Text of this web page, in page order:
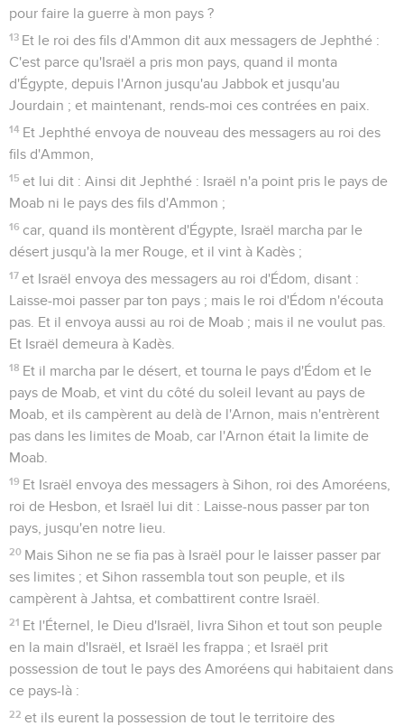
pour faire la guerre à mon pays ?
13 Et le roi des fils d'Ammon dit aux messagers de Jephthé :
C'est parce qu'Israël a pris mon pays, quand il monta
d'Égypte, depuis l'Arnon jusqu'au Jabbok et jusqu'au
Jourdain ; et maintenant, rends-moi ces contrées en paix.
14 Et Jephthé envoya de nouveau des messagers au roi des
fils d'Ammon,
15 et lui dit : Ainsi dit Jephthé : Israël n'a point pris le pays de
Moab ni le pays des fils d'Ammon ;
16 car, quand ils montèrent d'Égypte, Israël marcha par le
désert jusqu'à la mer Rouge, et il vint à Kadès ;
17 et Israël envoya des messagers au roi d'Édom, disant :
Laisse-moi passer par ton pays ; mais le roi d'Édom n'écouta
pas. Et il envoya aussi au roi de Moab ; mais il ne voulut pas.
Et Israël demeura à Kadès.
18 Et il marcha par le désert, et tourna le pays d'Édom et le
pays de Moab, et vint du côté du soleil levant au pays de
Moab, et ils campèrent au delà de l'Arnon, mais n'entrèrent
pas dans les limites de Moab, car l'Arnon était la limite de
Moab.
19 Et Israël envoya des messagers à Sihon, roi des Amoréens,
roi de Hesbon, et Israël lui dit : Laisse-nous passer par ton
pays, jusqu'en notre lieu.
20 Mais Sihon ne se fia pas à Israël pour le laisser passer par
ses limites ; et Sihon rassembla tout son peuple, et ils
campèrent à Jahtsa, et combattirent contre Israël.
21 Et l'Éternel, le Dieu d'Israël, livra Sihon et tout son peuple
en la main d'Israël, et Israël les frappa ; et Israël prit
possession de tout le pays des Amoréens qui habitaient dans
ce pays-là :
22 et ils eurent la possession de tout le territoire des